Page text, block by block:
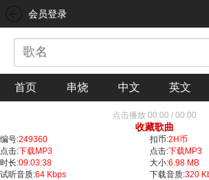
会员登录
首页 串烧 中文 英文
点击播放 00:00 / 00:00
收藏歌曲
编号:249360 扣币:2H币
点击:下载MP3 点击:下载MP3
时长:09:03:38 大小:6.98 MB
试听音质:64 Kbps 下载音质:320